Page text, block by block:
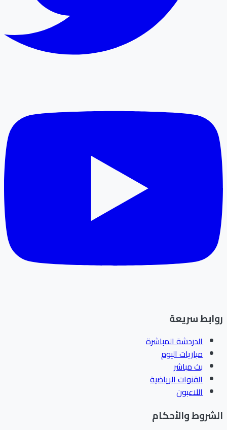
سريعة
الدردشة المباشرة
مباريات اليوم
بث مباشر
القنوات الرياضية
اللاعبون
والأحكام